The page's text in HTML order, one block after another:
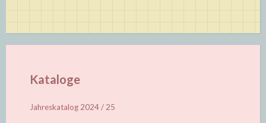
Kataloge
Jahreskatalog 2024 / 25